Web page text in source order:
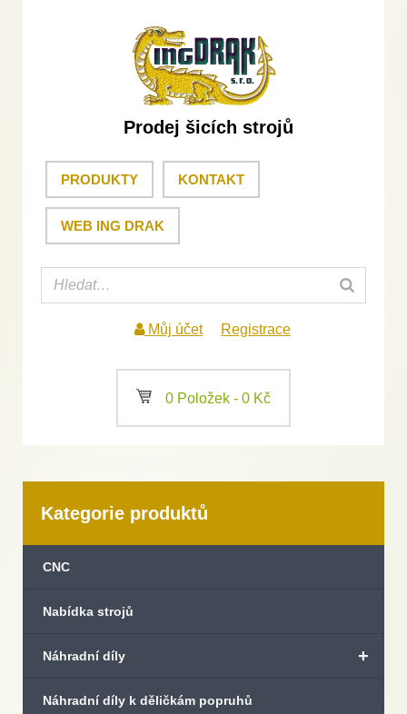
Prodej šicích strojů
PRODUKTY KONTAKT
WEB ING DRAK
Můj účet Registrace
a 0 Položek - 0 Kč
Kategorie produktů
CNC
Nabídka strojů
+
Náhradní díly
Náhradní díly k děličkám popruhů